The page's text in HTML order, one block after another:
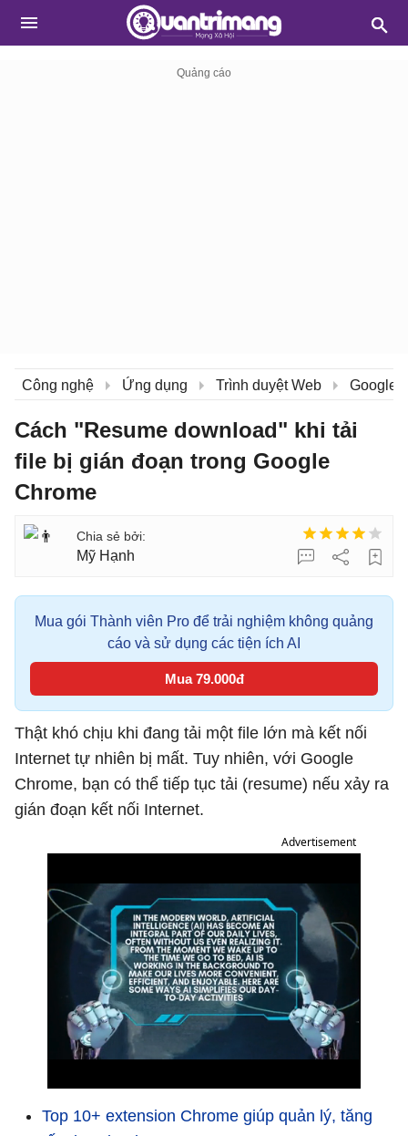
Công nghệ Ứng dụng Trình duyệt Web Google
Cách "Resume download" khi tải
file bị gián đoạn trong Google
Chrome
Mỹ Hạnh
Mua gói Thành viên Pro để trải nghiệm không quảng
cáo và sử dụng các tiện ích AI
Mua 79.000đ
Thật khó chịu khi đang tải một file lớn mà kết nối
Internet tự nhiên bị mất. Tuy nhiên, với Google
Chrome, bạn có thể tiếp tục tải (resume) nếu xảy ra
gián đoạn kết nối Internet.
Advertisement
Top 10+ extension Chrome giúp quản lý, tăng